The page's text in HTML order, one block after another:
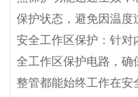
保护状态，避免因温度
安全工作区保护：针对
全工作区保护电路，确
整管都能始终工作在安